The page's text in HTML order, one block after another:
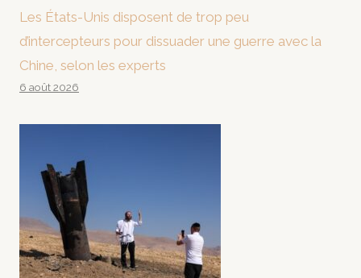
Les États-Unis disposent de trop peu
d’intercepteurs pour dissuader une guerre avec la
Chine, selon les experts
6 août 2026